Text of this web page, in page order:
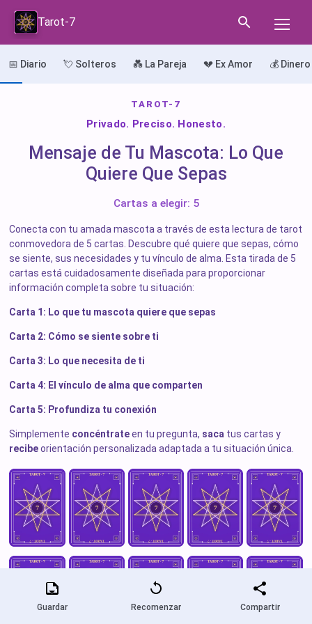
Tarot-7
📅 Diario 💘 Solteros 💑 La Pareja 💔 Ex Amor 💰
Guardar Recomenzar Compartir
TAROT-7
Privado. Preciso. Honesto.
Mensaje de Tu Mascota: Lo Que
Quiere Que Sepas
Cartas a elegir: 5
Conecta con tu amada mascota a través de esta lectura de tarot
conmovedora de 5 cartas. Descubre qué quiere que sepas, cómo
se siente, sus necesidades y tu vínculo de alma. Esta tirada de 5
cartas está cuidadosamente diseñada para proporcionar
información completa sobre tu situación:
Carta 1: Lo que tu mascota quiere que sepas
Carta 2: Cómo se siente sobre ti
Carta 3: Lo que necesita de ti
Carta 4: El vínculo de alma que comparten
Carta 5: Profundiza tu conexión
Simplemente concéntrateen tu pregunta, saca tus cartas y
recibeorientación personalizada adaptada a tu situación única.